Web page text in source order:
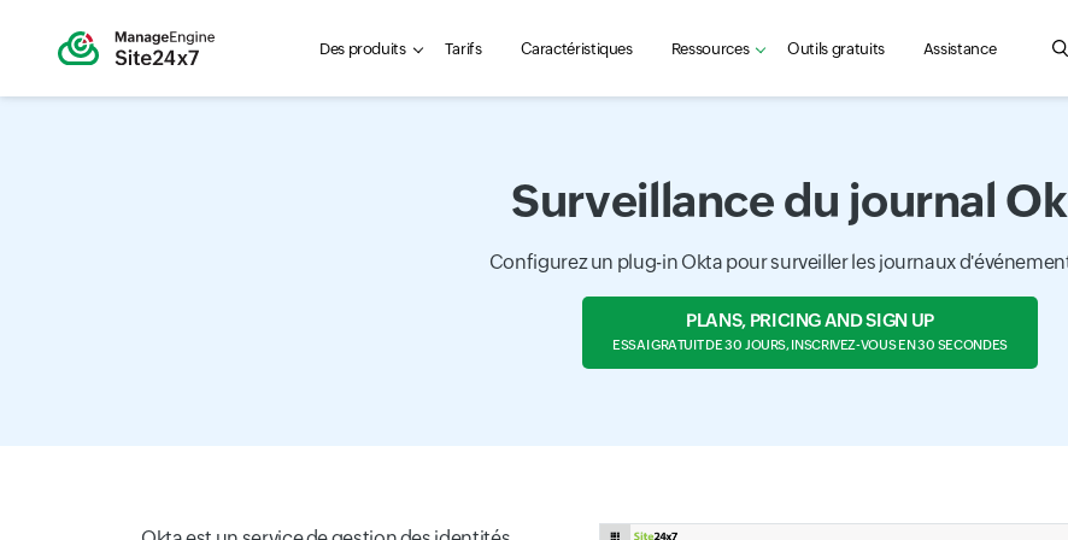
Des produits Tarifs Caractéristiques Ressources Outils gratuits Assistance
Surveillance du journal
Configurez un plug-in Okta pour surveiller les journaux
PLANS, PRICING AND SIGN UP
ESSAI GRATUIT DE 30 JOURS, INSCRIVEZ-VOUS EN 30 SECONDES